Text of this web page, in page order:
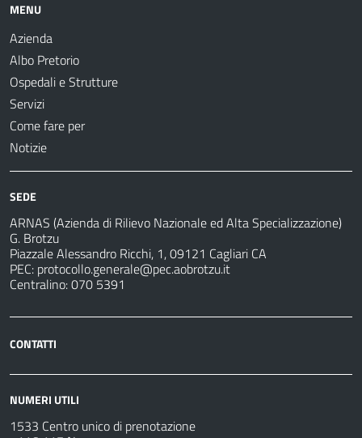
MENU
Azienda
Albo Pretorio
Ospedali e Strutture
Servizi
Come fare per
Notizie
SEDE
ARNAS (Azienda di Rilievo Nazionale ed Alta Specializzazione)
G. Brotzu
Piazzale Alessandro Ricchi, 1, 09121 Cagliari CA
PEC: protocollo.generale@pec.aobrotzu.it
Centralino: 070 5391
CONTATTI
NUMERI UTILI
1533 Centro unico di prenotazione